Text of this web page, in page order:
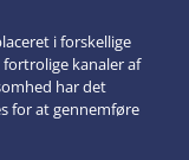
i forskellige
fortrolige kanaler af
har det
for at gennemføre